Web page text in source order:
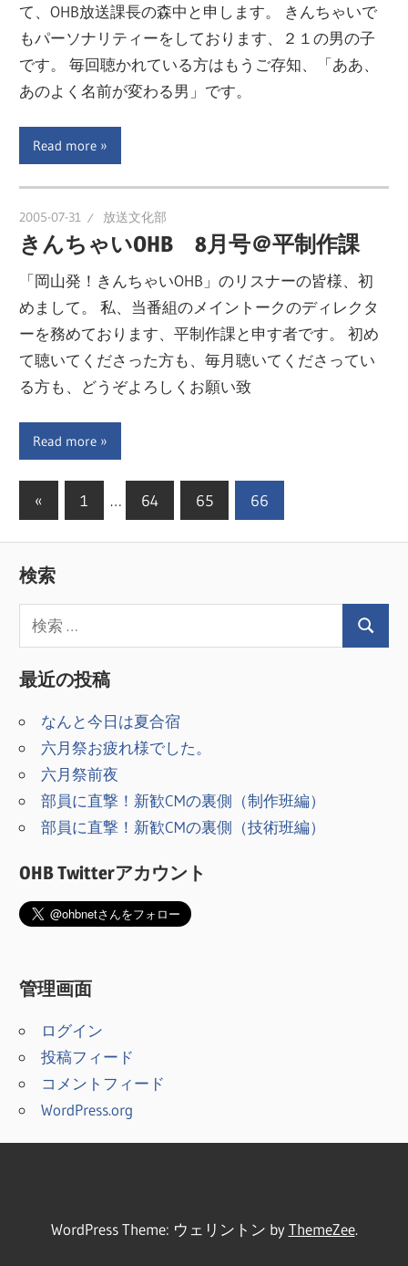
て、OHB放送課長の森中と申します。 きんちゃいで
もパーソナリティーをしております、２１の男の子
です。 毎回聴かれている方はもうご存知、「ああ、
あのよく名前が変わる男」です。
Read more
2005-07-31 放送文化部
きんちゃいOHB 8月号＠平制作課
「岡山発！きんちゃいOHB」のリスナーの皆様、初
めまして。 私、当番組のメイントークのディレクタ
ーを務めております、平制作課と申す者です。 初め
て聴いてくださった方も、毎月聴いてくださってい
る方も、どうぞよろしくお願い致
Read more
投
の
ペ
ー
ジ
送
り
«
の
事
1 … 64 65 66
検索
最近の投稿
なんと今日は夏合宿
六月祭お疲れ様でした。
六月祭前夜
部員に直撃！新歓CMの裏側（制作班編）
部員に直撃！新歓CMの裏側（技術班編）
OHB Twitterアカウント
管理画面
ログイン
投稿フィード
コメントフィード
WordPress.org
WordPress Theme: ウェリントン byThemeZee.